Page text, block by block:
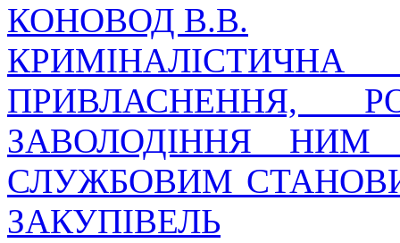
КОНОВОД В.В.
ПРИВЛАСНЕННЯ,
ЗАВОЛОДІННЯ
СЛУЖБОВИМ
ЗАКУПІВЕЛЬ